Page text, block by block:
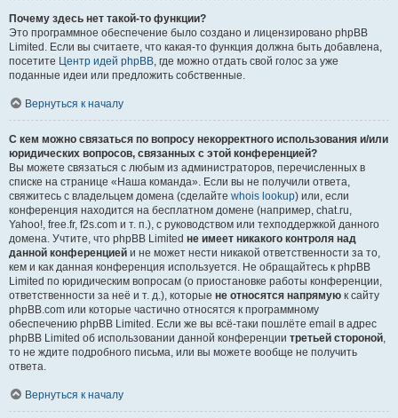
Почему здесь нет такой-то функции?
Это программное обеспечение было создано и лицензировано phpBB
Limited. Если вы считаете, что какая-то функция должна быть добавлена,
посетите Центр идей phpBB, где можно отдать свой голос за уже
поданные идеи или предложить собственные.
Вернуться к началу
С кем можно связаться по вопросу некорректного использования и/или
юридических вопросов, связанных с этой конференцией?
Вы можете связаться с любым из администраторов, перечисленных в
списке на странице «Наша команда». Если вы не получили ответа,
свяжитесь с владельцем домена (сделайте whois lookup) или, если
конференция находится на бесплатном домене (например, chat.ru,
Yahoo!, free.fr, f2s.com и т. п.), с руководством или техподдержкой данного
домена. Учтите, что phpBB Limited не имеет никакого контроля над
данной конференцией и не может нести никакой ответственности за то,
кем и как данная конференция используется. Не обращайтесь к phpBB
Limited по юридическим вопросам (о приостановке работы конференции,
ответственности за неё и т. д.), которые не относятся напрямую к сайту
phpBB.com или которые частично относятся к программному
обеспечению phpBB Limited. Если же вы всё-таки пошлёте email в адрес
phpBB Limited об использовании данной конференции третьей стороной,
то не ждите подробного письма, или вы можете вообще не получить
ответа.
Вернуться к началу